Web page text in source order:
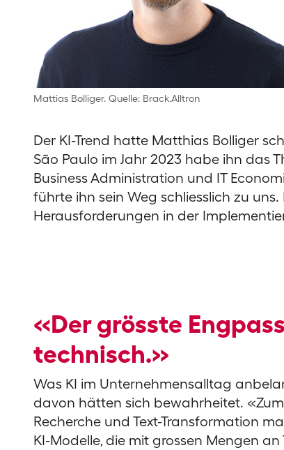
Mattias Bolliger. Quelle: Brack.Alltron
Der KI-Trend hatte Matthias Bolliger
São Paulo im Jahr 2023 habe ihn das
Business Administration und IT
führte ihn sein Weg schliesslich zu
Herausforderungen in der
«Der grösste
technisch.»
Was KI im Unternehmensalltag
davon hätten sich bewahrheitet.
Recherche und Text-Transformation
KI-Modelle, die mit grossen Mengen